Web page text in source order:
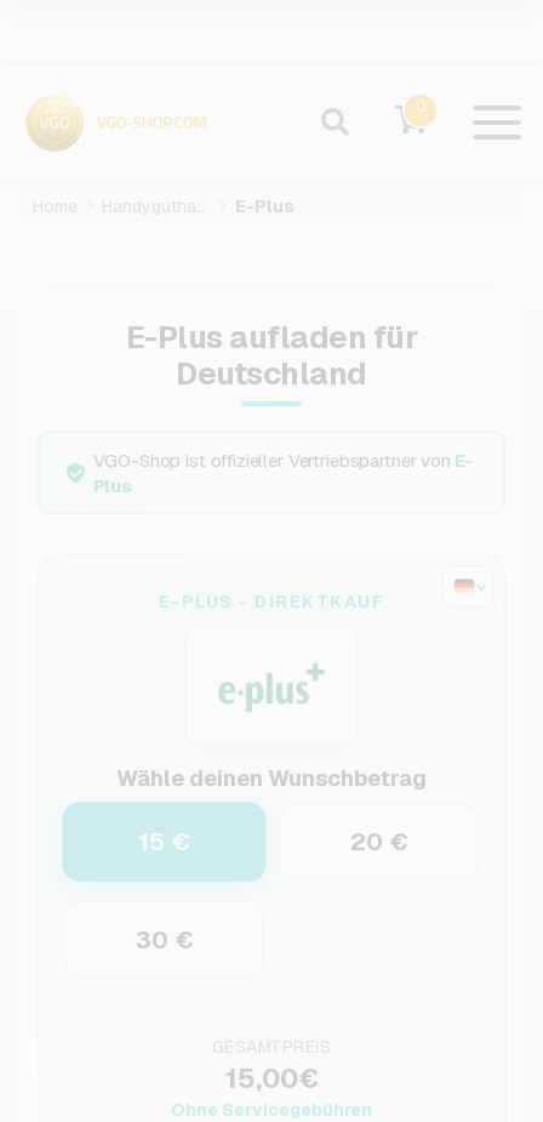
0
Home Handyguthaben E-Plus
E-Plus aufladen für
Deutschland
VGO-Shop ist offizieller Vertriebspartner von E-
Plus
E-PLUS - DIREKTKAUF
Wähle deinen Wunschbetrag
15 € 20 €
30 €
GESAMTPREIS
15,00€
Ohne Servicegebühren